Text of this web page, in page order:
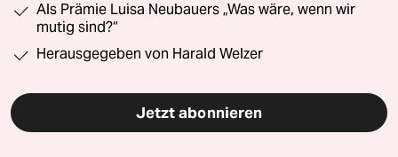
Als Prämie Luisa Neubauers „Was wäre, wenn wir
mutig sind?“
Herausgegeben von Harald Welzer
Jetzt abonnieren